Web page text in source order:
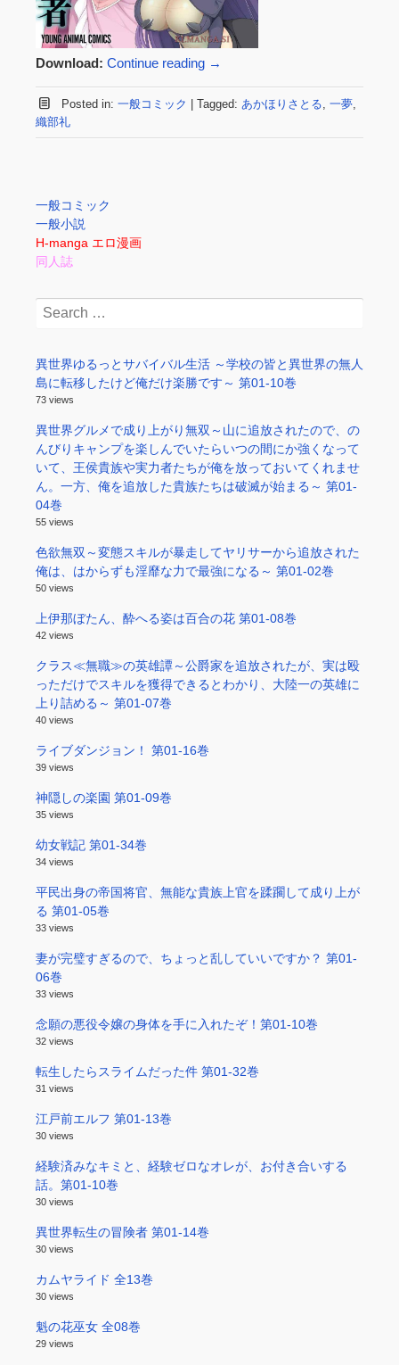
Download: Continue reading →
Posted in: 一般コミック Tagged: あかほりさとる 一夢,
織部礼
一般コミック
一般小説
H-manga エロ漫画
同人誌
Search
異世界ゆるっとサバイバル生活 ～学校の皆と異世界の無人
島に転移したけど俺だけ楽勝です～ 第01-10巻
73 views
異世界グルメで成り上がり無双～山に追放されたので、の
んびりキャンプを楽しんでいたらいつの間にか強くなって
いて、王侯貴族や実力者たちが俺を放っておいてくれませ
ん。一方、俺を追放した貴族たちは破滅が始まる～ 第01-
04巻
55 views
色欲無双～変態スキルが暴走してヤリサーから追放された
俺は、はからずも淫靡な力で最強になる～ 第01-02巻
50 views
上伊那ぼたん、酔へる姿は百合の花 第01-08巻
42 views
クラス≪無職≫の英雄譚～公爵家を追放されたが、実は殴
っただけでスキルを獲得できるとわかり、大陸一の英雄に
上り詰める～ 第01-07巻
40 views
ライブダンジョン！ 第01-16巻
39 views
神隠しの楽園 第01-09巻
35 views
幼女戦記 第01-34巻
34 views
平民出身の帝国将官、無能な貴族上官を蹂躙して成り上が
る 第01-05巻
33 views
妻が完璧すぎるので、ちょっと乱していいですか？ 第01-
06巻
33 views
念願の悪役令嬢の身体を手に入れたぞ！第01-10巻
32 views
転生したらスライムだった件 第01-32巻
31 views
江戸前エルフ 第01-13巻
30 views
経験済みなキミと、経験ゼロなオレが、お付き合いする
話。第01-10巻
30 views
異世界転生の冒険者 第01-14巻
30 views
カムヤライド 全13巻
30 views
魁の花巫女 全08巻
29 views